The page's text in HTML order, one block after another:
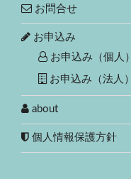
お問合せ
お申込み
お申込み（個人）
お申込み（法人）
about
個人情報保護方針